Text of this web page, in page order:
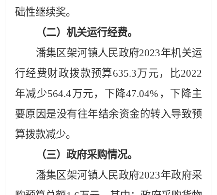
础性继续奖。
（二）机关运行经费。
潘集区架河镇人民政府2023年机关运
行经费财政拨款预算635.3万元，比2022
年减少564.4万元，下降47.04%，下降主
要原因是没有往年结余资金的转入导致预
算拨款减少。
（三）政府采购情况。
潘集区架河镇人民政府2023年政府采